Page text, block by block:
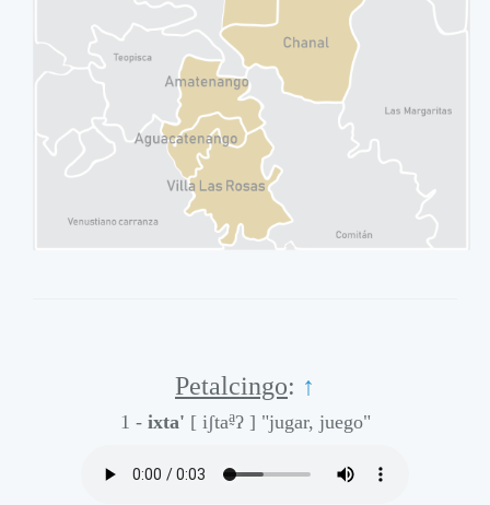
Petalcingo: ↑
1 - ixta' [ iʃtaa̰ʔ ] "jugar, juego"